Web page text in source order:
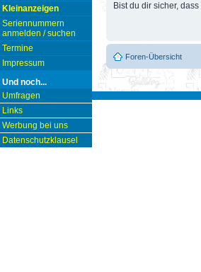
Kleinanzeigen
Seriennummern
anmelden / suchen
Termine
Impressum
Und noch...
Umfragen
Links
Werbung bei uns
Datenschutzklausel
Bist du dir sicher,
Foren-Übersicht